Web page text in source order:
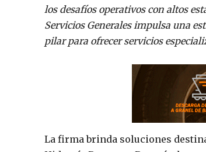
los desafíos operativos con altos
Servicios Generales impulsa una
pilar para ofrecer servicios
La firma brinda soluciones